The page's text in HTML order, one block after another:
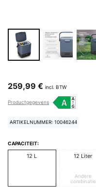
259,99 € incl. BTW
Productgegevens
ARTIKELNUMMER: 10046244
CAPACITEIT:
12 L 12 Liter
Andere
combinatie